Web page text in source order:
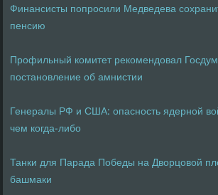
Финансисты попросили Медведева
пенсию
Профильный комитет рекомендовал
постановление об амнистии
Генералы РФ и США: опасность ядерной
чем когда-либо
Танки для Парада Победы на Дворцовой
башмаки